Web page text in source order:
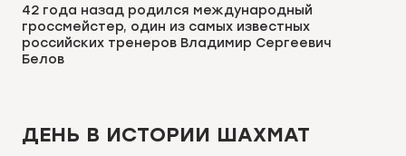
42 года назад родился международный
гроссмейстер, один из самых известных
российских тренеров Владимир Сергеевич
Белов
ДЕНЬ В ИСТОРИИ ШАХМАТ